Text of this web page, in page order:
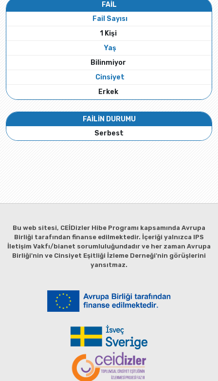
FAİL
Fail Sayısı
1 Kişi
Yaş
Bilinmiyor
Cinsiyet
Erkek
FAİLİN DURUMU
Serbest
Bu web sitesi, CEİDizler Hibe Programı kapsamında Avrupa
Birliği tarafından finanse edilmektedir. İçeriği yalnızca IPS
İletişim Vakfı/bianet sorumluluğundadır ve her zaman Avrupa
Birliği'nin ve Cinsiyet Eşitliği İzleme Derneği'nin görüşlerini
yansıtmaz.